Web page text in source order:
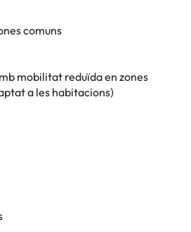
comuns
mobilitat reduïda en zones
a les habitacions)